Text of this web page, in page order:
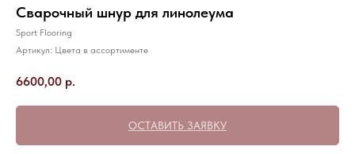
Сварочный шнур для линолеума
Sport Flooring
Артикул: Цвета в ассортименте
6600,00 р.
ОСТАВИТЬ ЗАЯВКУ